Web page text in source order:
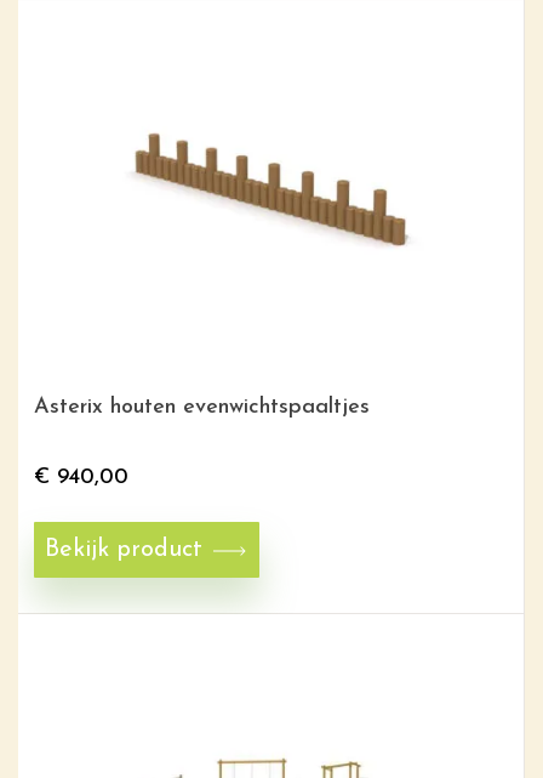
Asterix houten evenwichtspaaltjes
€ 940,00
Bekijk product